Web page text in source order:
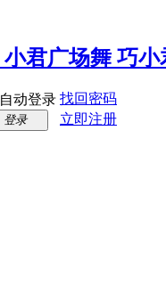
自动登录 找回密码
登录
立即注册